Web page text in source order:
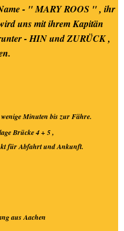
- " MARY ROOS " , ihr
uns mit ihrem Kapitän
- HIN und ZURÜCK ,
Minuten bis zur Fähre.
Brücke 4 + 5 ,
für Abfahrt und Ankunft.
aus Aachen